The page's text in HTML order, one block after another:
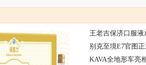
王老吉保济口服液
别克至境E7官图
KAVA全地形车亮